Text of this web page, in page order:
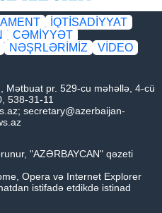
İQTİSADİYYAT
CƏMİYYƏT
NƏŞRLƏRİMİZ
VİDEO
Mətbuat pr. 529-cu məhəllə, 4-cü
538-31-11
; secretary@azerbaijan-
"AZƏRBAYCAN" qəzeti
Opera və Internet Explorer
istifadə etdikdə istinad